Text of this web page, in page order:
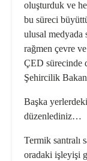
oluşturduk ve
bu süreci
ulusal medyada
rağmen çevre
ÇED sürecinde
Şehircilik
Başka
düzenledi­niz…
Termik santralı
oradaki işleyişi